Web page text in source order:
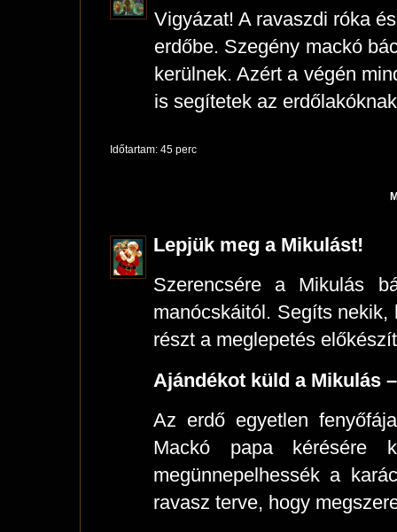
Vigyázat! A ravaszdi róka
erdőbe. Szegény mackó
kerülnek. Azért a végén
is segítetek az
Időtartam: 45 perc
Lepjük meg a Mikulást!
Szerencsére a Mikulás
manócskáitól. Segíts
részt a meglepetés
Ajándékot küld a Mikulás
Az erdő egyetlen
Mackó papa
megünnepelhessék a
ravasz terve, hogy